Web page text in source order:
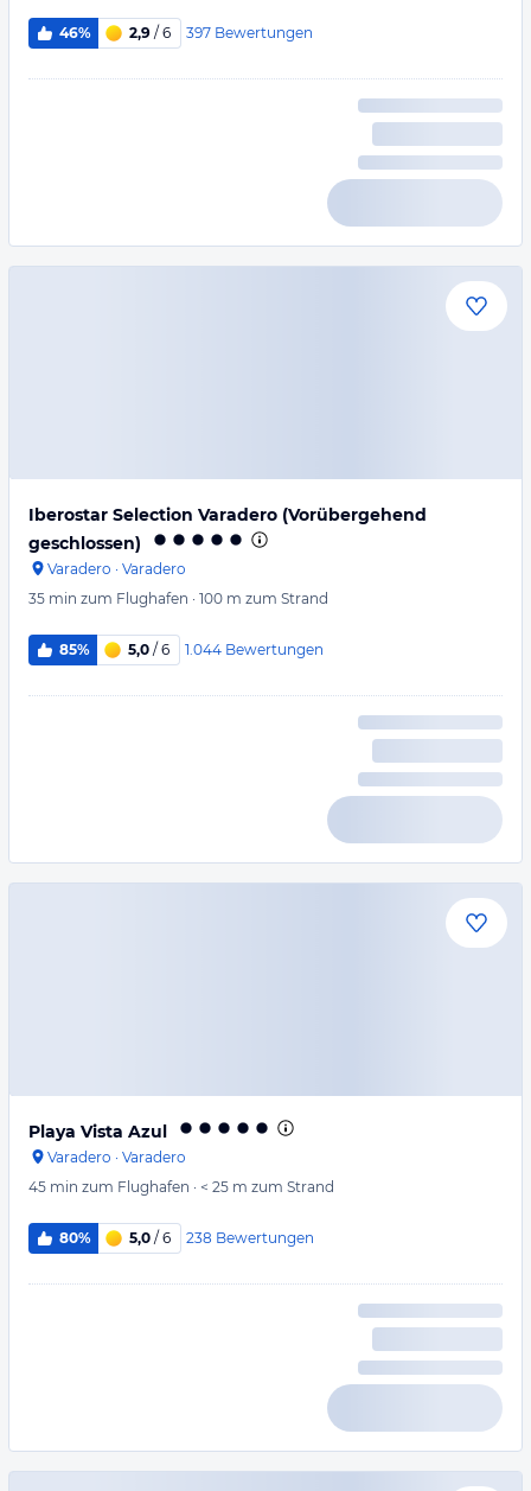
46% 2,9 / 6 397 Bewertungen
Iberostar Selection Varadero (Vorübergehend
geschlossen)
Varadero · Varadero
35 min zum Flughafen · 100 m zum Strand
85% 5,0 / 6 1.044 Bewertungen
Playa Vista Azul
Varadero · Varadero
45 min zum Flughafen · < 25 m zum Strand
80% 5,0 / 6 238 Bewertungen